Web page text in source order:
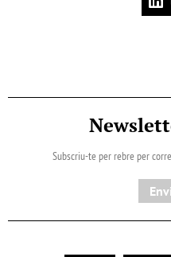
Subscriu-te per rebre per